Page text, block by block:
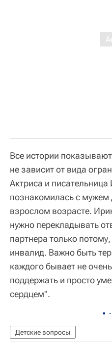
Все истории
не зависит от вида
Актриса и
познакомилась с
взрослом возрасте.
нужно перекладывать
партнера только
инвалид. Важно быть
каждого бывает не
поддержать и просто
сердцем".
Детские вопросы